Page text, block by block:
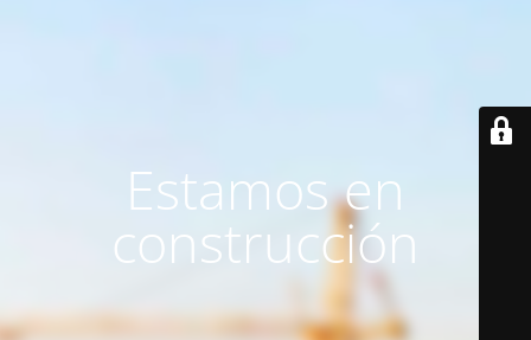
Estamos en
construcción